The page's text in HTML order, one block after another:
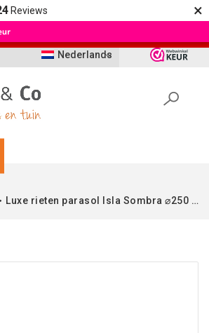
Reviews ×
Nederlands
Luxe rieten parasol Isla Sombra ⌀250 cm
augustus worden bestellingen
geleverd i.v.m. vakantie